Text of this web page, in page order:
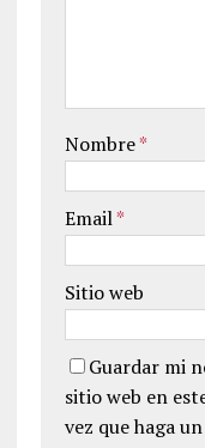
Nombre*
Email*
Sitio web
Guardar mi
sitio web en
vez que haga